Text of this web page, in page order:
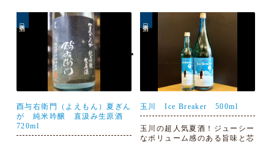
酉与右衛門（よえもん）夏ぎん
が 純米吟醸 直汲み生原酒
720ml
玉川 Ice Breaker 500ml
玉川の超人気夏酒！ジューシー
なボリューム感のある旨味と芯